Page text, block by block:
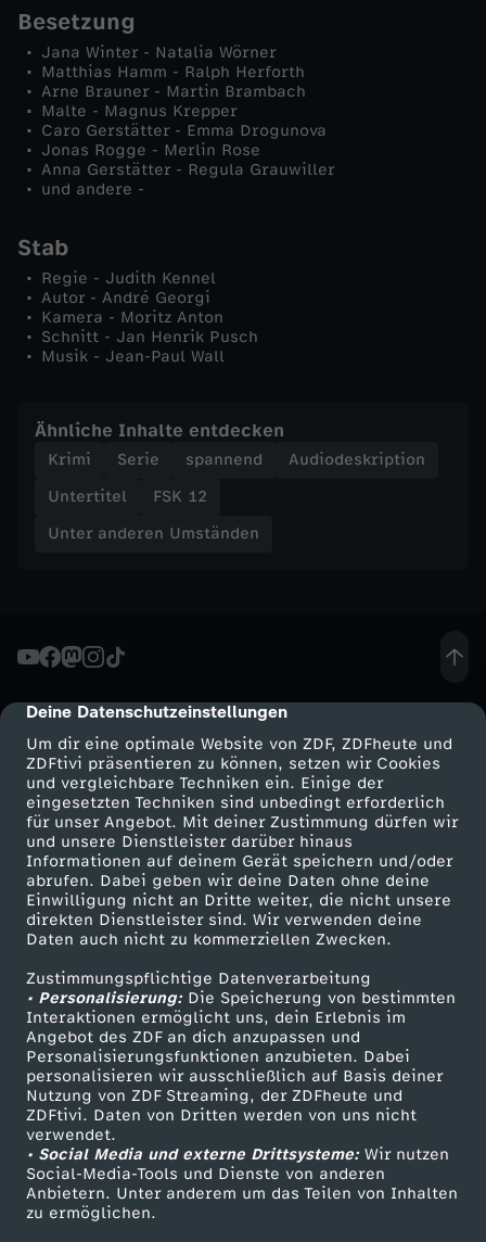
cmp-dialog-description
Deine Datenschutzeinstellungen
Um dir eine optimale Website von ZDF, ZDFheute und
ZDFtivi präsentieren zu können, setzen wir Cookies
und vergleichbare Techniken ein. Einige der
eingesetzten Techniken sind unbedingt erforderlich
für unser Angebot. Mit deiner Zustimmung dürfen wir
und unsere Dienstleister darüber hinaus
Informationen auf deinem Gerät speichern und/oder
abrufen. Dabei geben wir deine Daten ohne deine
Einwilligung nicht an Dritte weiter, die nicht unsere
direkten Dienstleister sind. Wir verwenden deine
Daten auch nicht zu kommerziellen Zwecken.
Zustimmungspflichtige Datenverarbeitung
• Personalisierung:Die Speicherung von bestimmten
Interaktionen ermöglicht uns, dein Erlebnis im
Angebot des ZDF an dich anzupassen und
Personalisierungsfunktionen anzubieten. Dabei
personalisieren wir ausschließlich auf Basis deiner
Nutzung von ZDF Streaming, der ZDFheute und
ZDFtivi. Daten von Dritten werden von uns nicht
verwendet.
• Social Media und externe Drittsysteme:Wir nutzen
Social-Media-Tools und Dienste von anderen
Anbietern. Unter anderem um das Teilen von Inhalten
zu ermöglichen.
u
s
c
h
Besetzung
Jana Winter - Natalia Wörner
Matthias Hamm - Ralph Herforth
Arne Brauner - Martin Brambach
Malte - Magnus Krepper
Caro Gerstätter - Emma Drogunova
Jonas Rogge - Merlin Rose
Anna Gerstätter - Regula Grauwiller
und andere -
Stab
Regie - Judith Kennel
Autor - André Georgi
Kamera - Moritz Anton
Schnitt - Jan Henrik Pusch
Musik - Jean-Paul Wall
Ähnliche Inhalte entdecken
Krimi Serie spannend
Audiodeskription
Untertitel
FSK 12
Unter anderen Umständen
Mehr ZDF
ZDF-Apps
Smart TV
ZDFtext
Livestreams
Sendungen A-Z
TV-Programm
Service
ZDFmitreden
Kontakt zum ZDF
Tickets
Zuschauerservice
Hilfe
ZDF Unternehmen
Karriere